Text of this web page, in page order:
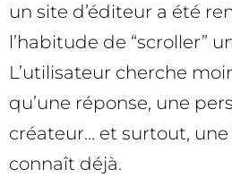
un site d’éditeur a été
l’habitude de “scroller”
L’utilisateur cherche
qu’une réponse, une
créateur… et surtout,
connaît déjà.